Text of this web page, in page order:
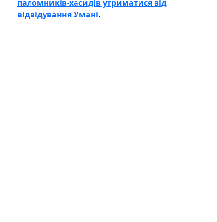
паломників-хасидів утриматися від
відвідування Умані.